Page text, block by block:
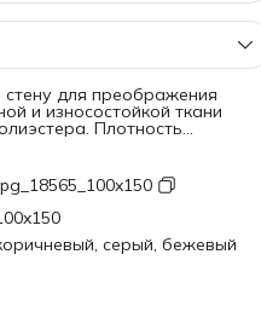
для преображения
и износостойкой ткани
Плотность
его прочность и
при температуре 30-40
технологии
насыщенность цветов
к стене с помощью 4
изделия. Для этого можно
или гвоздики, которые не
можно вешать фоном на
серый, бежевый